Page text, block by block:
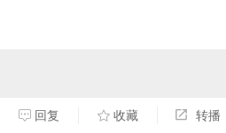
回复 收藏 转播